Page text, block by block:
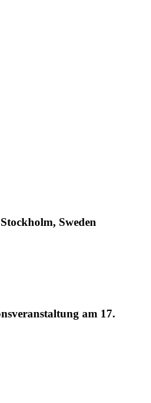
Sweden
am 17.